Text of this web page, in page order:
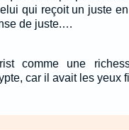
qui reçoit un juste
de juste.…
comme une
car il avait les yeux